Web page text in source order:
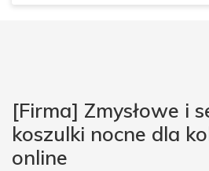
[Firma] Zmysłowe i
koszulki nocne dla
online